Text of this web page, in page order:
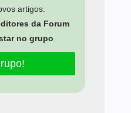
artigos.
da Forum
no grupo